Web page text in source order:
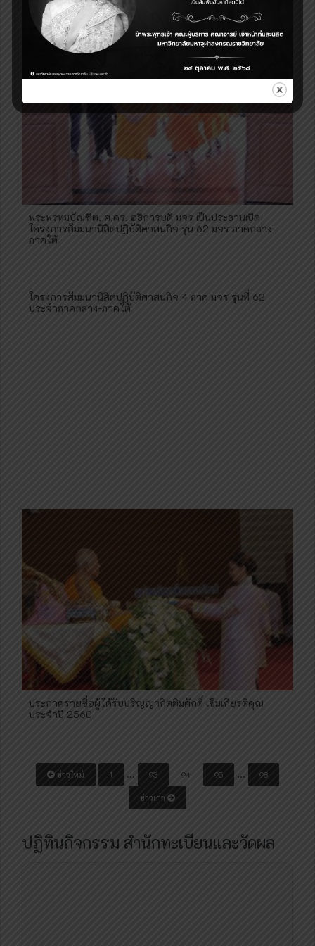
พระพรหมบัณฑิต, ศ.ดร. อธิการบดี มจร เป็นประธานเปิด
โครงการสัมมนานิสิตปฏิบัติศาสนกิจ รุ่น 62 มจร ภาคกลาง-
ภาคใต้
โครงการสัมมนานิสิตปฏิบัติศาสนกิจ 4 ภาค มจร รุ่นที่ 62
ประจำภาคกลาง-ภาคใต้
ประกาศรายชื่อผู้ได้รับปริญญากิตติมศักดิ์ เข็มเกียรติคุณ
ประจำปี 2560
t
ข่าวใหม่ 1 … 93 94 95 … 98
ข่าวเก่า
ปฏิทินกิจกรรม สำนักทะเบียนและวัดผล